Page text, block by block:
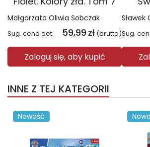
Małgorzata Oliwia Sobczak
Sug. cena det. 59,99 zł (brutto)
Zaloguj się, aby kupić
Sławek
Sug.
INNE Z TEJ KATEGORII
Nowość